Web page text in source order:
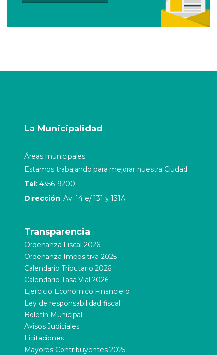
La Municipalidad
Áreas municipales
Estamos trabajando para mejorar nuestra Ciudad
Tel: 4356-9200
Dirección: Av. 14 e/ 131 y 131A
Transparencia
Ordenanza Fiscal 2026
Ordenanza Impositiva 2025
Calendario Tributario 2026
Calendario Tasa Vial 2026
Ejercicio Económico Financiero
Ley de responsabilidad fiscal
Boletín Municipal
Avisos Judiciales
Licitaciones
Mayores Contribuyentes 2025